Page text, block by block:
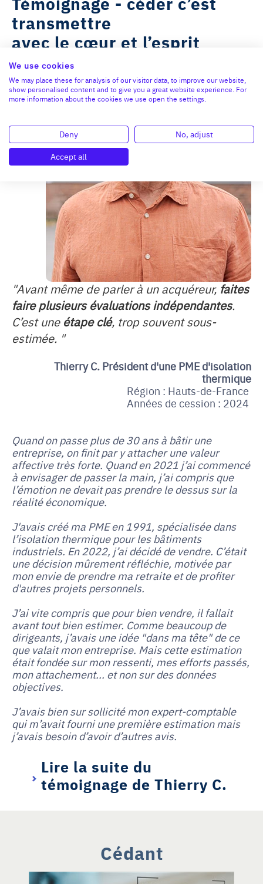
transmettre
avec le cœur et l’esprit
"Avant même de parler à un acquéreur, faites
faire plusieurs évaluations indépendantes.
C’est une étape clé, trop souvent sous-
estimée. "
Thierry C. Président d'une PME d'isolation
thermique
Région : Hauts-de-France
Années de cession : 2024
Quand on passe plus de 30 ans à bâtir une
entreprise, on finit par y attacher une valeur
affective très forte. Quand en 2021 j’ai commencé
à envisager de passer la main, j’ai compris que
l’émotion ne devait pas prendre le dessus sur la
réalité économique.
J'avais créé ma PME en 1991, spécialisée dans
l’isolation thermique pour les bâtiments
industriels. En 2022, j’ai décidé de vendre. C’était
une décision mûrement réfléchie, motivée par
mon envie de prendre ma retraite et de profiter
d'autres projets personnels.
J’ai vite compris que pour bien vendre, il fallait
avant tout bien estimer. Comme beaucoup de
dirigeants, j’avais une idée "dans ma tête" de ce
que valait mon entreprise. Mais cette estimation
était fondée sur mon ressenti, mes efforts passés,
mon attachement... et non sur des données
objectives.
J’avais bien sur sollicité mon expert-comptable
qui m’avait fourni une première estimation mais
j’avais besoin d’avoir d’autres avis.
Lire la suite du
témoignage de Thierry C.
Cédant
We use cookies
We may place these for analysis of our visitor data, to improve our website,
show personalised content and to give you a great website experience. For
more information about the cookies we use open the settings.
Deny
No, adjust
Accept all